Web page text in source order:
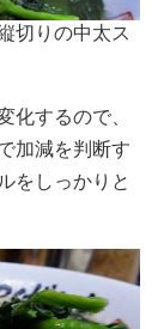
切りの中太ス
するので、
加減を判断す
をしっかりと